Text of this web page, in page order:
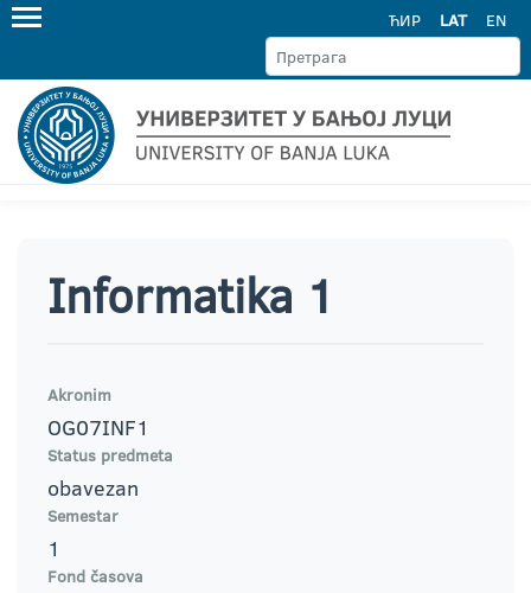
ЋИР LAT EN
Informatika 1
Akronim
OG07INF1
Status predmeta
obavezan
Semestar
1
Fond časova